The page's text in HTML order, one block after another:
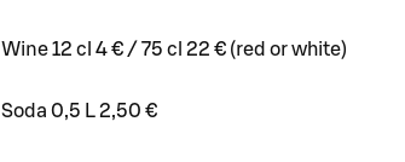
Wine 12 cl 4 € / 75 cl 22 € (red or white)
Soda 0,5 L 2,50 €